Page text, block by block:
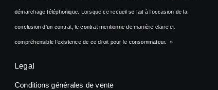
démarchage téléphonique. Lorsque ce recueil se fait à l’occasion de la
conclusion d’un contrat, le contrat mentionne de manière claire et
compréhensible l’existence de ce droit pour le consommateur. »
Legal
Conditions générales de vente